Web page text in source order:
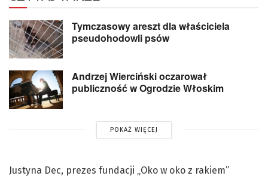
Tymczasowy areszt dla właściciela
pseudohodowli psów
Andrzej Wierciński oczarował
publiczność w Ogrodzie Włoskim
POKAŻ WIĘCEJ
Justyna Dec, prezes fundacji „Oko w oko z rakiem”